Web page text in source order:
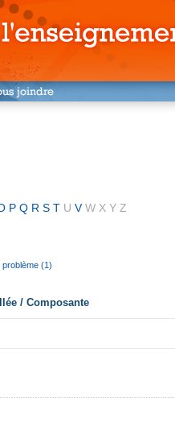
P Q R S T U V W X Y Z
(1)
/ Composante